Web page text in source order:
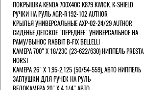
ПОКРЫШКА KENDA 700Х40С K879 KWICK. K-SHIELD
РУЧКИ НА РУЛЬ AGR-R192-102 AUTHOR
КРЫЛЬЯ УНИВЕРСАЛЬНЫЕ AXP-02-24/29 AUTHOR
СИДЕНЬЕ ДЕТСКОЕ "ПЕРЕДНЕЕ" УНИВЕРСАЛЬНОЕ НА
РАМУ/ВЫНОС RABBIT B-FIX BELLELLI
КАМЕРА 700" Х 18/23C (23-622/630) НИППЕЛЬ PRESTA.
HORST
КАМЕРА 26" X 1,95-2,125 (50/54-559), АВТО НИППЕЛЬ
ЗАГЛУШКИ ДЛЯ РУЧЕК НА РУЛЬ
ВЕЛОКАМЕРА 20" Х 4 1/4" АВТО